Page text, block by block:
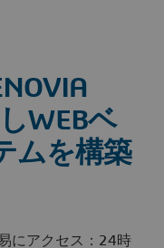
WEBベ
ムを構築
にアクセス：24時